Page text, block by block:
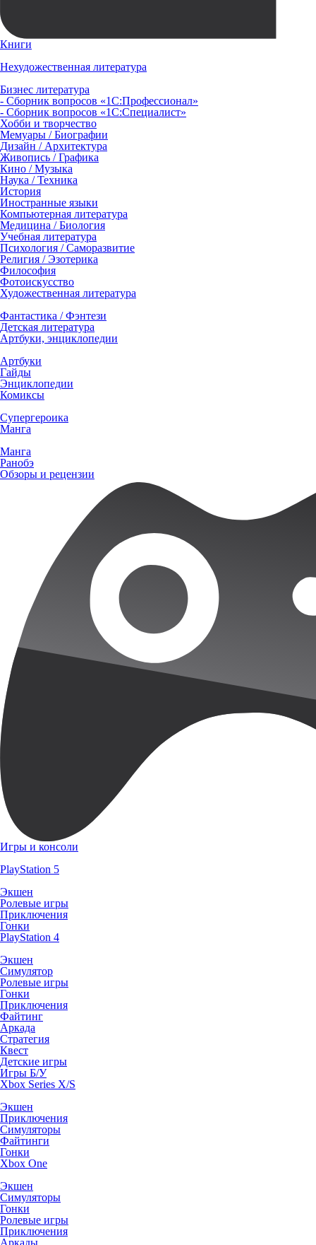
Книги
Нехудожественная литература
Бизнес литература
- Сборник вопросов «1С:Профессионал»
- Сборник вопросов «1С:Специалист»
Хобби и творчество
Мемуары / Биографии
Дизайн / Архитектура
Живопись / Графика
Кино / Музыка
Наука / Техника
История
Иностранные языки
Компьютерная литература
Медицина / Биология
Учебная литература
Психология / Саморазвитие
Религия / Эзотерика
Философия
Фотоискусство
Художественная литература
Фантастика / Фэнтези
Детская литература
Артбуки, энциклопедии
Артбуки
Гайды
Энциклопедии
Комиксы
Супергероика
Манга
Манга
Ранобэ
Обзоры и рецензии
Игры и консоли
PlayStation 5
Экшен
Ролевые игры
Приключения
Гонки
PlayStation 4
Экшен
Симулятор
Ролевые игры
Гонки
Приключения
Файтинг
Аркада
Стратегия
Квест
Детские игры
Игры Б/У
Xbox Series X/S
Экшен
Приключения
Симуляторы
Файтинги
Гонки
Xbox One
Экшен
Симуляторы
Гонки
Ролевые игры
Приключения
Аркады